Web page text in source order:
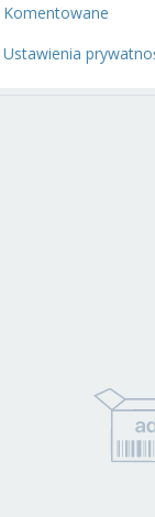
Komentowane
Ustawienia